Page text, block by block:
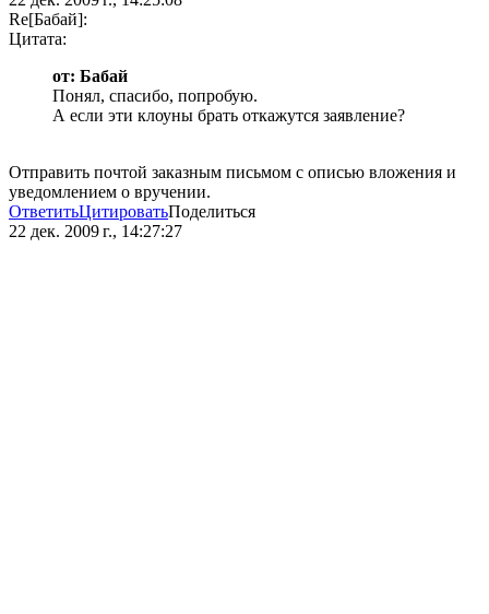
Re[Бaбай]:
Цитата:
от: Бaбай
Понял, спасибо, попробую.
А если эти клоуны брать откажутся заявление?
Отправить почтой заказным письмом с описью вложения и
уведомлением о вручении.
ОтветитьЦитироватьПоделиться
22 дек. 2009 г., 14:27:27